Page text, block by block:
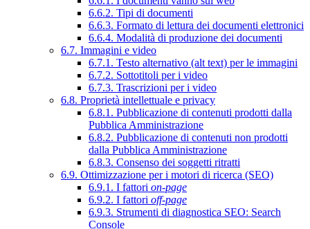
6.6.2. Tipi di documenti
6.6.3. Formato di lettura dei documenti elettronici
6.6.4. Modalità di produzione dei documenti
6.7. Immagini e video
6.7.1. Testo alternativo (alt text) per le immagini
6.7.2. Sottotitoli per i video
6.7.3. Trascrizioni per i video
6.8. Proprietà intellettuale e privacy
6.8.1. Pubblicazione di contenuti prodotti dalla
Pubblica Amministrazione
6.8.2. Pubblicazione di contenuti non prodotti
dalla Pubblica Amministrazione
6.8.3. Consenso dei soggetti ritratti
6.9. Ottimizzazione per i motori di ricerca (SEO)
6.9.1. I fattori on-page
6.9.2. I fattori off-page
6.9.3. Strumenti di diagnostica SEO: Search
Console